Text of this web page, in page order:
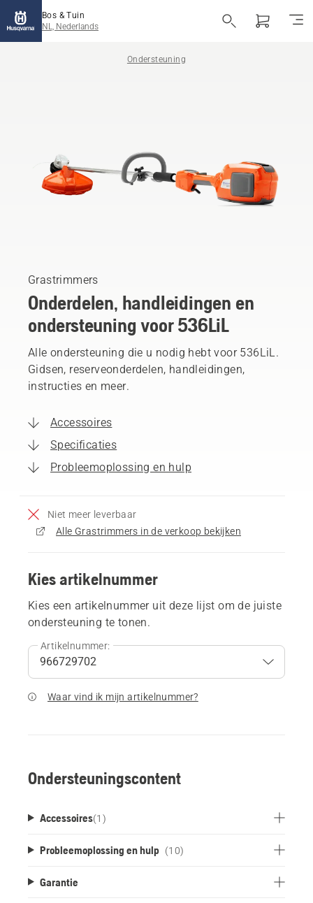
Bos & Tuin
NL, Nederlands
Ondersteuning
Grastrimmers
Onderdelen, handleidingen en
ondersteuning voor 536LiL
Alle ondersteuning die u nodig hebt voor 536LiL.
Gidsen, reserveonderdelen, handleidingen,
instructies en meer.
Accessoires
Specificaties
Probleemoplossing en hulp
Niet meer leverbaar
Alle Grastrimmers in de verkoop bekijken
Kies artikelnummer
Kies een artikelnummer uit deze lijst om de juiste
ondersteuning te tonen.
Artikelnummer:
Waar vind ik mijn artikelnummer?
Ondersteuningscontent
Accessoires(1 )
Probleemoplossing en hulp (10)
Garantie